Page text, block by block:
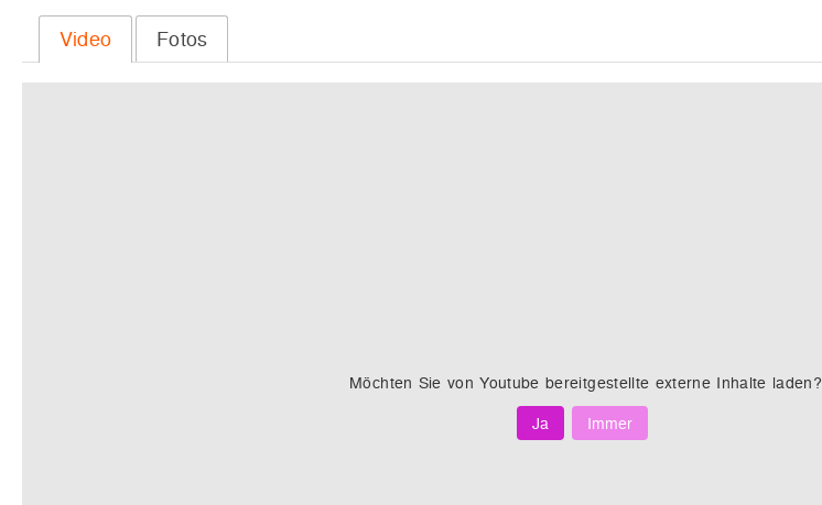
Video Fotos
Möchten Sie vonYoutube bereitgestellte externe Inhalte laden?
Ja
Immer